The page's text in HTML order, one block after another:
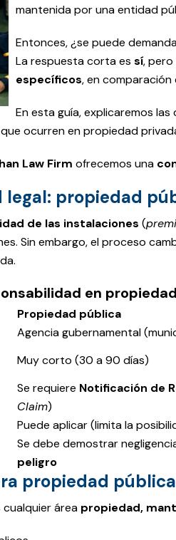
mantenida por una entidad
Entonces, ¿se puede
La respuesta corta es sí, pero
específicos, en
En esta guía, explicaremos
ocurren en propiedad
Law Firm ofrecemos una
legal: propiedad
de las instalaciones (
Sin embargo, el proceso
en
Propiedad pública
Agencia gubernamental
Muy corto (30 a 90 días)
Se requiere Notificación de
Claim)
Puede aplicar (limita la
Se debe demostrar
peligro
propiedad
cualquier área propiedad,